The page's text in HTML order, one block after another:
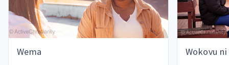
Wema Wokovu